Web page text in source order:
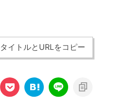
イトルとURLをコピー